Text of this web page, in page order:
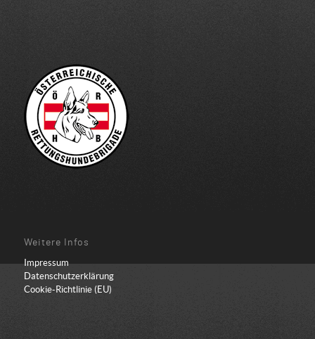
Weitere Infos
Impressum
Datenschutzerklärung
Cookie-Richtlinie (EU)